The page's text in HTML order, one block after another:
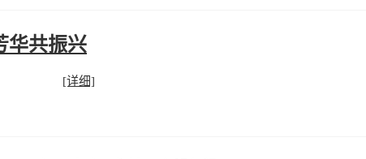
华共振兴
[详细]